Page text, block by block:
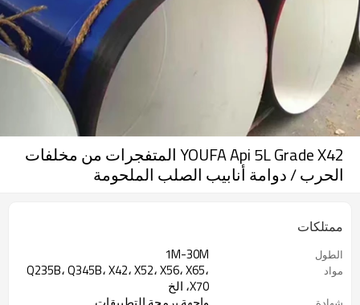
YOUFA Api 5L Grade X42 المتفجرات من مخلفات
الحرب / دوامة أنابيب الصلب الملحومة
ممتلكات
الطول 1M-30M
مواد
Q235B، Q345B، X42، X52، X56، X65،
X70، الخ